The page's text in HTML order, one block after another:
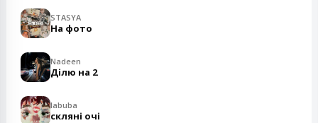
STASYA
На фото
Nadeen
Ділю на 2
labuba
скляні очі